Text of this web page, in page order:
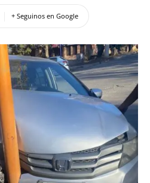
+ Seguinos en Google